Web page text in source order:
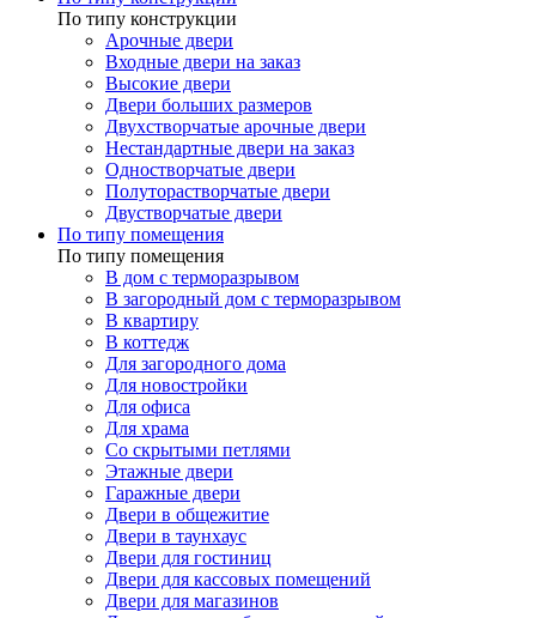
По типу конструкции
Арочные двери
Входные двери на заказ
Высокие двери
Двери больших размеров
Двухстворчатые арочные двери
Нестандартные двери на заказ
Одностворчатые двери
Полуторастворчатые двери
Двустворчатые двери
По типу помещения
По типу помещения
В дом с терморазрывом
В загородный дом с терморазрывом
В квартиру
В коттедж
Для загородного дома
Для новостройки
Для офиса
Для храма
Со скрытыми петлями
Этажные двери
Гаражные двери
Двери в общежитие
Двери в таунхаус
Двери для гостиниц
Двери для кассовых помещений
Двери для магазинов